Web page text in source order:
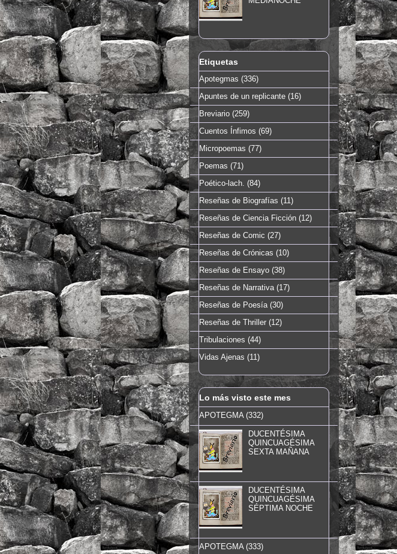
Etiquetas
Apotegmas (336)
Apuntes de un replicante (16)
Breviario (259)
Cuentos Ínfimos (69)
Micropoemas (77)
Poemas (71)
Poético-lach. (84)
Reseñas de Biografías (11)
Reseñas de Ciencia Ficción (12)
Reseñas de Comic (27)
Reseñas de Crónicas (10)
Reseñas de Ensayo (38)
Reseñas de Narrativa (17)
Reseñas de Poesía (30)
Reseñas de Thriller (12)
Tribulaciones (44)
Vidas Ajenas (11)
Lo más visto este mes
APOTEGMA (332)
DUCENTÉSIMA
QUINCUAGÉSIMA
SEXTA MAÑANA
DUCENTÉSIMA
QUINCUAGÉSIMA
SÉPTIMA NOCHE
APOTEGMA (333)